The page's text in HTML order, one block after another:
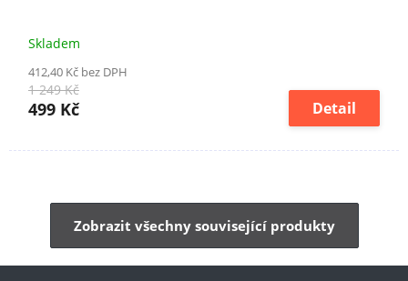
Skladem
412,40 Kč bez DPH
1 249 Kč
499 Kč Detail
Zobrazit všechny související produkty